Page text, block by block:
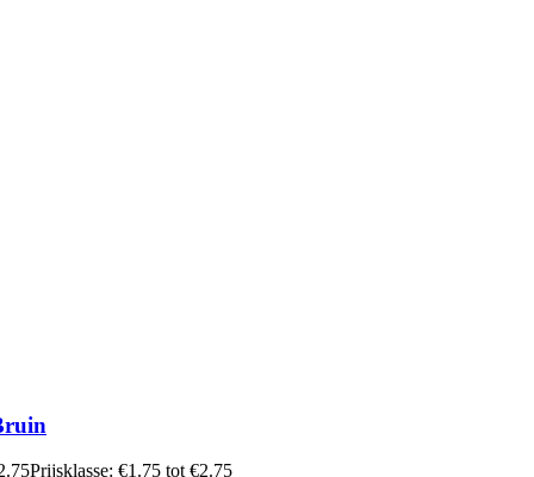
Prijsklasse: €1.75 tot €2.75